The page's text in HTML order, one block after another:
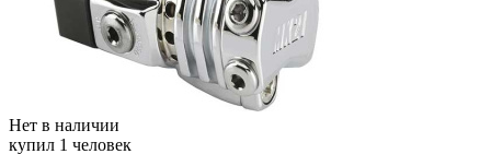
Нет в наличии
купил 1 человек